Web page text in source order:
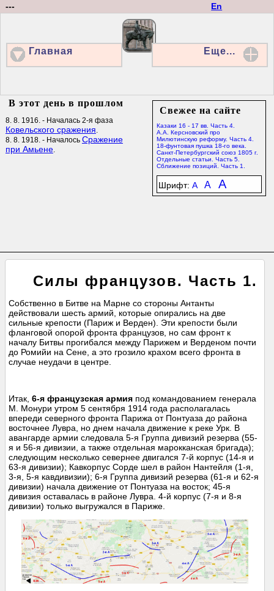
En
---
Главная Еще...
Свежее на сайте
Казаки 16 - 17 вв. Часть 4.
А.А. Керсновский про
Милютинскую реформу. Часть 4.
18-фунтовая пушка 18-го века.
Санкт-Петербургский союз 1805 г.
Отдельные статьи. Часть 5.
Сближение позиций. Часть 1.
Шрифт: A A A
В этот день в прошлом
8. 8. 1916. - Началась 2-я фаза
Ковельского сражения.
8. 8. 1918. - Началось Сражение
при Амьене.
Силы французов. Часть 1.
Собственно в Битве на Марне со стороны Антанты
действовали шесть армий, которые опирались на две
сильные крепости (Париж и Верден). Эти крепости были
фланговой опорой фронта французов, но сам фронт к
началу Битвы прогибался между Парижем и Верденом почти
до Ромийи на Сене, а это грозило крахом всего фронта в
случае неудачи в центре.
Итак,6-я французская армия под командованием генерала
М. Монури утром 5 сентября 1914 года располагалась
впереди северного фронта Парижа от Понтуаза до района
восточнее Лувра, но днем начала движение к реке Урк. В
авангарде армии следовала 5-я Группа дивизий резерва (55-
я и 56-я дивизии, а также отдельная марокканская бригада);
следующим несколько севернее двигался 7-й корпус (14-я и
63-я дивизии); Кавкорпус Сорде шел в район Нантейля (1-я,
3-я, 5-я кавдивизии); 6-я Группа дивизий резерва (61-я и 62-я
дивизии) начала движение от Понтуаза на восток; 45-я
дивизия оставалась в районе Лувра. 4-й корпус (7-я и 8-я
дивизии) только выгружался в Париже.